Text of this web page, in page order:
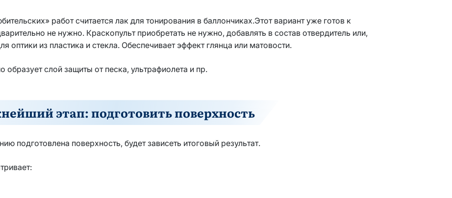
работ считается лак для тонирования в баллончиках.Этот вариант уже готов к
не нужно. Краскопульт приобретать не нужно, добавлять в состав отвердитель или,
оптики из пластика и стекла. Обеспечивает эффект глянца или матовости.
слой защиты от песка, ультрафиолета и пр.
этап: подготовить поверхность
подготовлена поверхность, будет зависеть итоговый результат.